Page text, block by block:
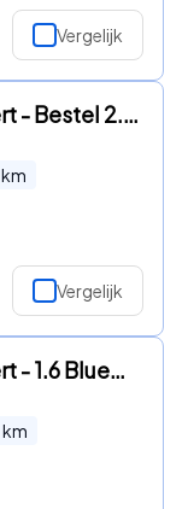
Vergelijk
Peugeot Expert - Bestel 2.0 BlueHDI 120pk L3|EURO6|2 schuifdeuren|Trekhaak|Ca
km
Vergelijk
Peugeot Expert - 1.6 BlueHDI Prem
km